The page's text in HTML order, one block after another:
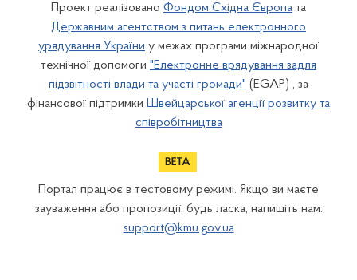
Проект реалізовано Фондом Східна Європа та
Державним агентством з питань електронного
урядування України у межах програми міжнародної
технічної допомоги "Електронне врядування задля
підзвітності влади та участі громади" (EGAP) , за
фінансової підтримки Швейцарської агенції розвитку та
співробітництва
Портал працює в тестовому режимі. Якщо ви маєте
зауваження або пропозиції, будь ласка, напишіть нам:
support@kmu.gov.ua